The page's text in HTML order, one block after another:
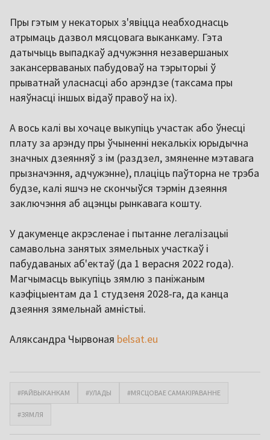
Пры гэтым у некаторых з'явіцца неабходнасць
атрымаць дазвол мясцовага выканкаму. Гэта
датычыць выпадкаў адчужэння незавершаных
закансерваваных пабудоваў на тэрыторыі ў
прыватнай уласнасці або арэндзе (таксама пры
наяўнасці іншых відаў правоў на іх).
А вось калі вы хочаце выкупіць участак або ўнесці
плату за арэнду пры ўчыненні некалькіх юрыдычна
значных дзеянняў з ім (раздзел, змяненне мэтавага
прызначэння, адчужэнне), плаціць паўторна не трэба
будзе, калі яшчэ не скончыўся тэрмін дзеяння
заключэння аб ацэнцы рынкавага кошту.
У дакуменце акрэсленае і пытанне легалізацыі
самавольна занятых зямельных участкаў і
пабудаваных аб'ектаў (да 1 верасня 2022 года).
Магчымасць выкупіць зямлю з паніжаным
каэфіцыентам да 1 студзеня 2028-га, да канца
дзеяння зямельнай амністыі.
Аляксандра Чырвоная belsat.eu
#РАЙВЫКАНКАМ #УЛАДЫ #МЯСЦОВАЕ САМАКІРАВАННЕ
#ЗЯМЛЯ